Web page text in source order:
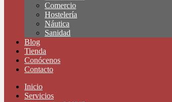
Comercio
Hostelería
Náutica
Sanidad
Blog
Tienda
Conócenos
Contacto
Inicio
Servicios